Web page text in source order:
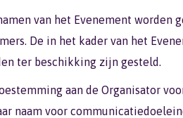
van het Evenement
De in het kader van het
ter beschikking zijn gesteld.
aan de Organisator
naam voor